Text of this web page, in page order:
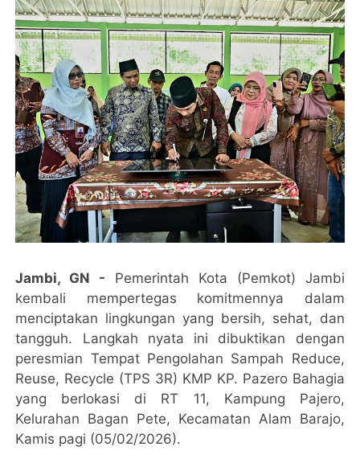
Jambi, GN - Pemerintah Kota (Pemkot) Jambi
kembali mempertegas komitmennya dalam
menciptakan lingkungan yang bersih, sehat, dan
tangguh. Langkah nyata ini dibuktikan dengan
peresmian Tempat Pengolahan Sampah Reduce,
Reuse, Recycle (TPS 3R) KMP KP. Pazero Bahagia
yang berlokasi di RT 11, Kampung Pajero,
Kelurahan Bagan Pete, Kecamatan Alam Barajo,
Kamis pagi (05/02/2026).